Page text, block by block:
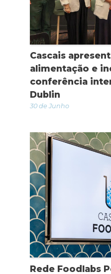
Cascais
alimentação e
conferência
Dublin
30 de Junho
Rede Foodlabs